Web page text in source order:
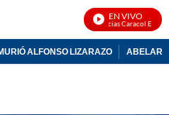
EN VIVO
Noticias Caracol En Vivo
ALFONSO LIZARAZO